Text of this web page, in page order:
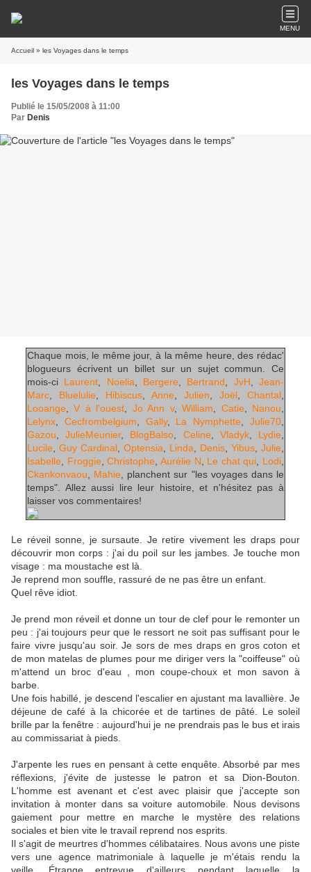
MENU
Accueil » les Voyages dans le temps
les Voyages dans le temps
Publié le 15/05/2008 à 11:00
Par Denis
Chaque mois, le même jour, à la même heure, des rédac'
blogueurs écrivent un billet sur un sujet commun. Ce
mois-ci Laurent Noelia Bergere Bertrand JvH ,Jean-
Marc
Bluelulie Hibiscus Anne Julien Joël Chantal
Looange ,V à l'ouest Jo Ann v,William Catie, Nanou
Lelynx
Cecfrombelgium Gally, La Nymphette ,Julie70
Gazou ,JulieMeunier, BlogBalso Celine, Vladyk, Lydie
Lucile Guy Cardinal Optensia Linda Denis Yibus Julie
Isabelle
Froggie,Christophe Aurélie N Le chat qui Lodi
Ckankonvaou
Mahie , planchent sur "les voyages dans le
temps". Allez aussi lire leur histoire, et n'hésitez pas à
laisser vos commentaires!
Le réveil sonne, je sursaute. Je retire vivement les draps pour
découvrir mon corps : j'ai du poil sur les jambes. Je touche mon
visage : ma moustache est là.
Je reprend mon souffle, rassuré de ne pas être un enfant.
Quel rêve idiot.
Je prend mon réveil et donne un tour de clef pour le remonter un
peu : j'ai toujours peur que le ressort ne soit pas suffisant pour le
faire vivre jusqu'au soir. Je sors de mes draps en gros coton et
de mon matelas de plumes pour me diriger vers la "coiffeuse" où
m'attend un broc d'eau , mon coupe-choux et mon savon à
barbe.
Une fois habillé, je descend l'escalier en ajustant ma lavallière. Je
déjeune de café à la chicorée et de tartines de pâté. Le soleil
brille par la fenêtre : aujourd'hui je ne prendrais pas le bus et irais
au commissariat à pieds.
J'arpente les rues en pensant à cette enquête. Absorbé par mes
réflexions, j'évite de justesse le patron et sa Dion-Bouton.
L'homme est avenant et c'est avec plaisir que j'accepte son
invitation à monter dans sa voiture automobile. Nous devisons
gaiement pour mettre en marche le mystère des relations
sociales et bien vite le travail reprend nos esprits.
Il s'agit de meurtres d'hommes célibataires. Nous avons une piste
vers une agence matrimoniale à laquelle je m'étais rendu la